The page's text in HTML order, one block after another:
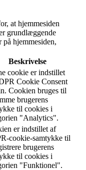
at hjemmesiden
grundlæggende
hjemmesiden,
Beskrivelse
cookie er indstillet
Cookie Consent
Cookien bruges til
brugerens
til cookies i
"Analytics".
er indstillet af
cookie-samtykke til
brugerens
til cookies i
"Funktionel".